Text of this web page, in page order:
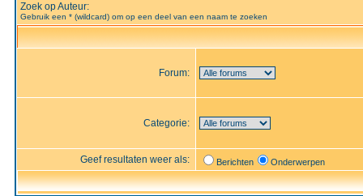
Zoek op Auteur:
Gebruik een * (wildcard) om op een deel van een naam te zoeken
Forum:
Categorie:
Geef resultaten weer als: Berichten Onderwerpen